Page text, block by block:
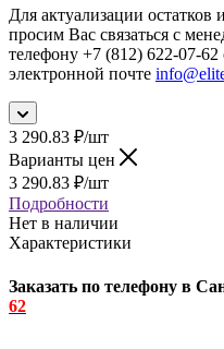
Для актуализации остатков
просим Вас связаться с
телефону +7 (812) 622-07-
электронной почте
3 290.83 ₽/шт
Варианты цен
3 290.83 ₽/шт
Подробности
Нет в наличии
Характеристики
Заказать по телефону в
62